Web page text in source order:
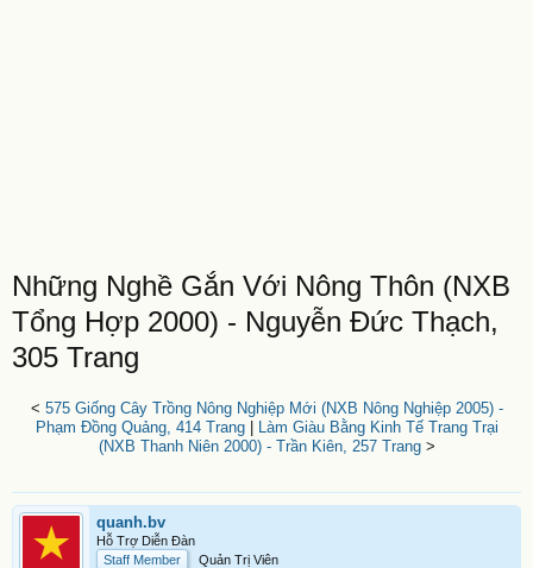
Những Nghề Gắn Với Nông Thôn (NXB
Tổng Hợp 2000) - Nguyễn Đức Thạch,
305 Trang
< 575 Giống Cây Trồng Nông Nghiệp Mới (NXB Nông Nghiệp 2005) -
Phạm Đồng Quảng, 414 Trang|
Làm Giàu Bằng Kinh Tế Trang Trại
(NXB Thanh Niên 2000) - Trần Kiên, 257 Trang>
quanh.bv
Hỗ Trợ Diễn Đàn
Staff Member
Quản Trị Viên